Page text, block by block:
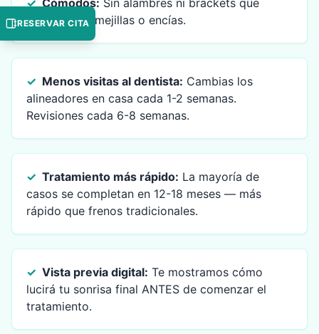
✓ Cómodos: Sin alambres ni brackets que
lastimen tus mejillas o encías.
✓ Menos visitas al dentista: Cambias los
alineadores en casa cada 1-2 semanas.
Revisiones cada 6-8 semanas.
✓ Tratamiento más rápido: La mayoría de
casos se completan en 12-18 meses — más
rápido que frenos tradicionales.
✓ Vista previa digital: Te mostramos cómo
lucirá tu sonrisa final ANTES de comenzar el
tratamiento.
RESERVAR CITA